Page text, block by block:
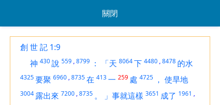
關閉
創 世 記 1:9
神 430說 559 ,8799 ： 「天 8064下 4480 ,8478 的水
4325要聚 6960 ,8735在 413一 259 處 4725 ， 使旱地
3004 露出來 7200 ,8735 。 」事就這樣 3651 成了 1961 ,